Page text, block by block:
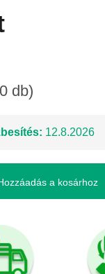
db)
12.8.2026
a kosárhoz